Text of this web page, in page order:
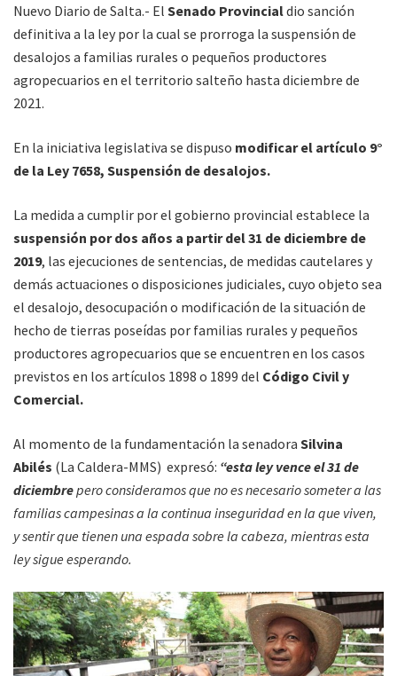
Nuevo Diario de Salta.- El Senado Provincialdio sanción
definitiva a la ley por la cual se prorroga la suspensión de
desalojos a familias rurales o pequeños productores
agropecuarios en el territorio salteño hasta diciembre de
2021.
En la iniciativa legislativa se dispuso modificar el artículo 9°
de la Ley 7658, Suspensión de desalojos.
La medida a cumplir por el gobierno provincial establece la
suspensión por dos años a partir del 31 de diciembre de
2019, las ejecuciones de sentencias, de medidas cautelares y
demás actuaciones o disposiciones judiciales, cuyo objeto sea
el desalojo, desocupación o modificación de la situación de
hecho de tierras poseídas por familias rurales y pequeños
productores agropecuarios que se encuentren en los casos
previstos en los artículos 1898 o 1899 del Código Civil y
Comercial.
Al momento de la fundamentación la senadora Silvina
Abilés (La Caldera-MMS) expresó: “esta ley vence el 31 de
diciembrepero consideramos que no es necesario someter a las
familias campesinas a la continua inseguridad en la que viven,
y sentir que tienen una espada sobre la cabeza, mientras esta
ley sigue esperando.